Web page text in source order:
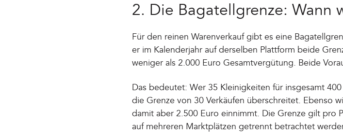
2. Die Bagatellgrenze: Wann
Für den reinen Warenverkauf gibt es eine
er im Kalenderjahr auf derselben Plattform beide
weniger als 2.000 Euro Gesamtvergütung. Beide
Das bedeutet: Wer 35 Kleinigkeiten für insgesamt
die Grenze von 30 Verkäufen überschreitet. Ebenso
damit aber 2.500 Euro einnimmt. Die Grenze gilt pro
auf mehreren Marktplätzen getrennt betrachtet